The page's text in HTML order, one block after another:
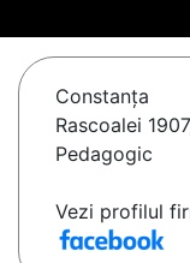
Constanţa
Rascoalei
Pedagogic
Vezi profilul